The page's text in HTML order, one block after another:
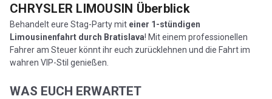
CHRYSLER LIMOUSIN Überblick
Behandelt eure Stag-Party mit einer 1-stündigen
Limousinenfahrt durch Bratislava! Mit einem professionellen
Fahrer am Steuer könnt ihr euch zurücklehnen und die Fahrt im
wahren VIP-Stil genießen.
WAS EUCH ERWARTET